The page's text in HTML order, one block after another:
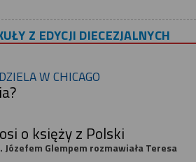
Z EDYCJI DIECEZJALNYCH
W CHICAGO
o księży z Polski
Józefem Glempem rozmawiała Teresa